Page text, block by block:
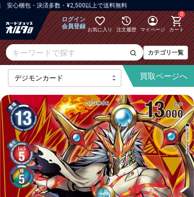
包・決済多数・¥2,500以上で送料無料
ログイン
会員登録 お気に入り 注文履歴 マイページ
0
カート
カテゴリ一覧
【BT-25】DUAL REVOLUTION
【AD-01】DIGIMON GENERATION
【BT-24】TIME STRANGER
買取ページへ